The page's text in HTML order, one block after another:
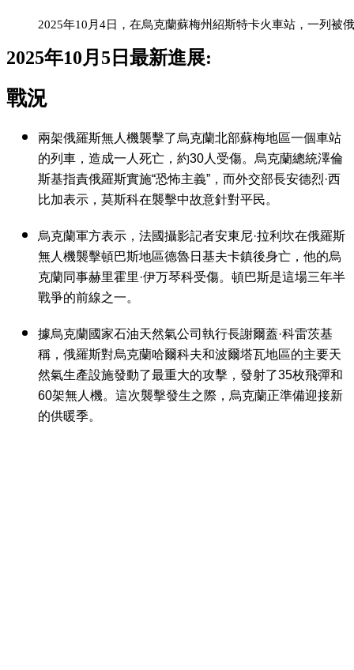
2025年10月4日，在烏克蘭蘇梅州紹斯特卡火車站，一列被
2025年10月5日 最新進展:
戰況
兩架俄羅斯無人機襲擊了烏克蘭北部蘇梅地區一個車站
的列車，造成一人死亡，約30人受傷。烏克蘭總統澤倫
斯基指責俄羅斯實施“恐怖主義”，而外交部長安德烈·西
比加表示，莫斯科在襲擊中故意針對平民。
烏克蘭軍方表示，法國攝影記者安東尼·拉利坎在俄羅斯
無人機襲擊頓巴斯地區德魯日基夫卡鎮後身亡，他的烏
克蘭同事赫里霍里·伊万琴科受傷。頓巴斯是這場三年半
戰爭的前線之一。
據烏克蘭國家石油天然氣公司執行長謝爾蓋·科雷茨基
稱，俄羅斯對烏克蘭哈爾科夫和波爾塔瓦地區的主要天
然氣生產設施發動了最重大的攻擊，發射了35枚飛彈和
60架無人機。這次襲擊發生之際，烏克蘭正準備迎接新
的供暖季。